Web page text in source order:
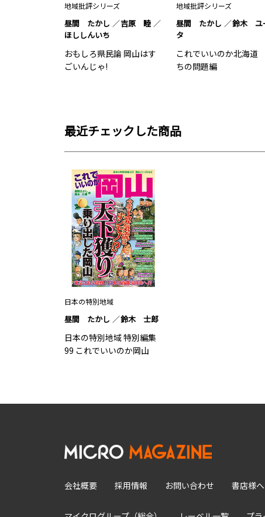
地域批評シリーズ
昼間 たかし
吉原 睦
ほししんいち
おもしろ県民論 岡山はす
ごいんじゃ!
地域批評シリーズ
昼間 たかし
鈴木 ユ
タ
これでいいのか北海道
ちの問題編
最近チェックした商品
日本の特別地域
昼間 たかし 鈴木 士郎
日本の特別地域 特別編集
99 これでいいのか岡山
会社概要 採用情報 お問い合わせ 書店様